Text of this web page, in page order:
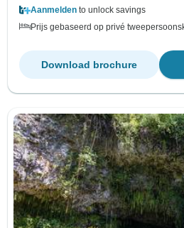
Aanmelden to unlock savings
Prijs gebaseerd op privé
Download brochure